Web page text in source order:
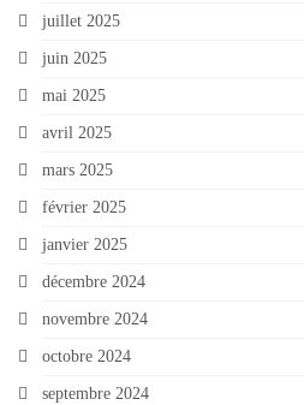
juillet 2025
juin 2025
mai 2025
avril 2025
mars 2025
février 2025
janvier 2025
décembre 2024
novembre 2024
octobre 2024
septembre 2024